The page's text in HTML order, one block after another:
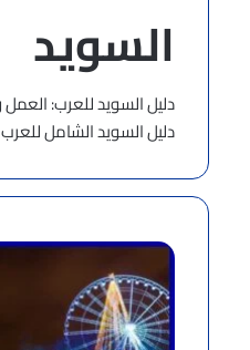
السويد
دليل السويد للعرب: العمل
دليل السويد الشامل للعرب